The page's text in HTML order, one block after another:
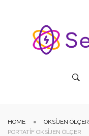
HOME OKSIJEN ÖLÇER
PORTATIF OKSIJEN ÖLÇER